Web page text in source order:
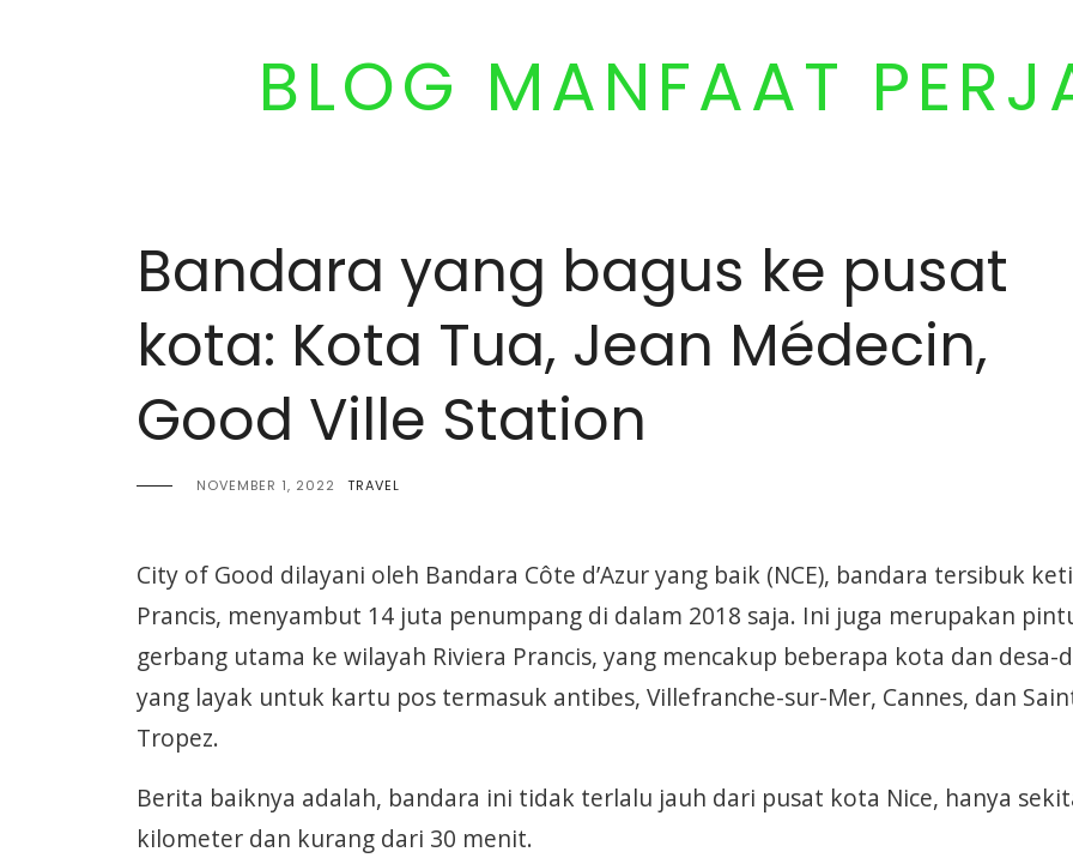
BLOG MANFAAT
Bandara yang bagus ke pusat
kota: Kota Tua, Jean Médecin,
Good Ville Station
NOVEMBER 1, 2022 TRAVEL
City of Good dilayani oleh Bandara Côte d’Azur yang baik (NCE), bandara tersibuk
Prancis, menyambut 14 juta penumpang di dalam 2018 saja. Ini juga merupakan
gerbang utama ke wilayah Riviera Prancis, yang mencakup beberapa kota dan desa-
yang layak untuk kartu pos termasuk antibes, Villefranche-sur-Mer, Cannes, dan
Tropez.
Berita baiknya adalah, bandara ini tidak terlalu jauh dari pusat kota Nice, hanya
kilometer dan kurang dari 30 menit.